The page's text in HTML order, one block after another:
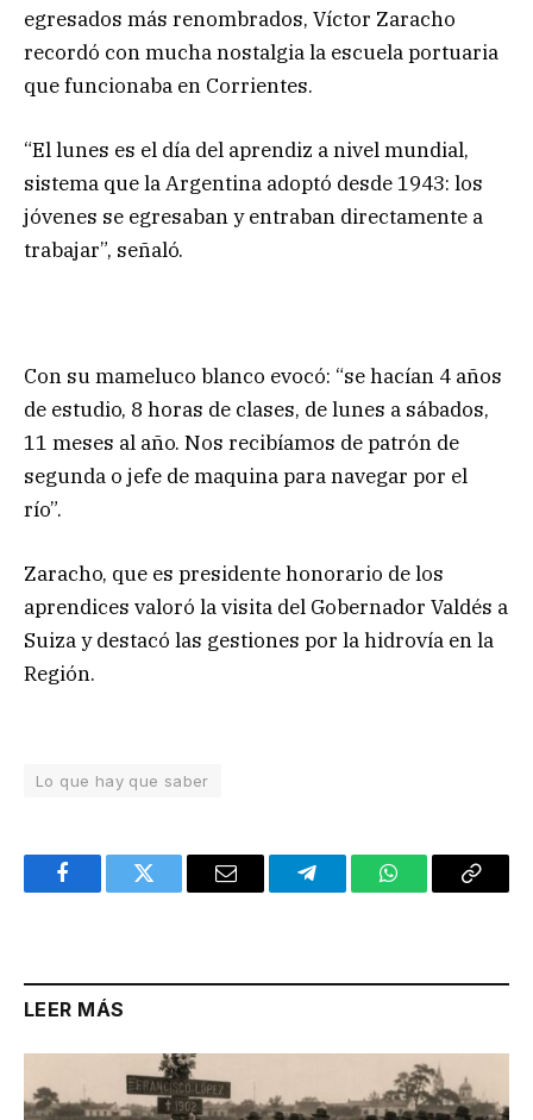
egresados más renombrados, Víctor Zaracho
recordó con mucha nostalgia la escuela portuaria
que funcionaba en Corrientes.
“El lunes es el día del aprendiz a nivel mundial,
sistema que la Argentina adoptó desde 1943: los
jóvenes se egresaban y entraban directamente a
trabajar”, señaló.
Con su mameluco blanco evocó: “se hacían 4 años
de estudio, 8 horas de clases, de lunes a sábados,
11 meses al año. Nos recibíamos de patrón de
segunda o jefe de maquina para navegar por el
río”.
Zaracho, que es presidente honorario de los
aprendices valoró la visita del Gobernador Valdés a
Suiza y destacó las gestiones por la hidrovía en la
Región.
Lo que hay que saber
FacebookTwitter Email TelegramWhatsAppCopy
LEER MÁS